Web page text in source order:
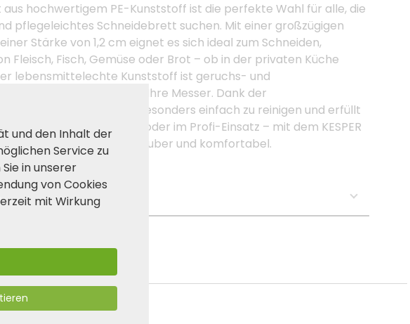
aus hochwertigem PE-Kunststoff ist die perfekte Wahl für alle, die
pflegeleichtes Schneidebrett suchen. Mit einer großzügigen
Stärke von 1,2 cm eignet es sich ideal zum Schneiden,
Fleisch, Fisch, Gemüse oder Brot – ob in der privaten Küche
lebensmittelechte Kunststoff ist geruchs- und
langlebig und schont Ihre Messer. Dank der
ist das Brett besonders einfach zu reinigen und erfüllt
beim Kochen, Grillen oder im Profi-Einsatz – mit dem KESPER
Sie zuverlässig, sauber und komfortabel.
und den Inhalt der
Service zu
in unserer
von Cookies
mit Wirkung